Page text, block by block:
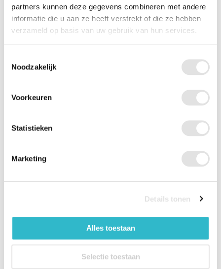
partners kunnen deze gegevens combineren met andere
informatie die u aan ze heeft verstrekt of die ze hebben
verzameld op basis van uw gebruik van hun services.
Noodzakelijk
Voorkeuren
Statistieken
Marketing
Details tonen
Alles toestaan
Selectie toestaan
Merk Able2
Kleur Grijs
Breedte
Max. gebruikersgewicht
Swift douchekruk instructies -pdf